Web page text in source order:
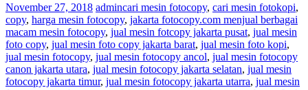
November 27, 2018 admincari mesin fotocopy, cari mesin fotokopi,
copy, harga mesin fotocopy, jakarta fotocopy.com menjual berbagai
macam mesin fotocopy, jual mesin fotcopy jakarta pusat, jual mesin
foto copy, jual mesin foto copy jakarta barat, jual mesin foto kopi,
jual mesin fotocopy, jual mesin fotocopy ancol, jual mesin fotocopy
canon jakarta utara, jual mesin fotocopy jakarta selatan, jual mesin
fotocopy jakarta timur, jual mesin fotocopy jakarta utarra, jual mesin